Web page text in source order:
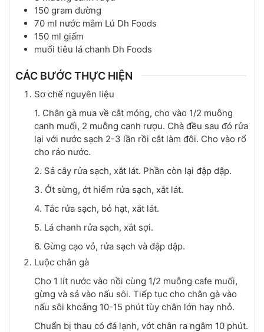
150 gram đường
70 ml nước mắm Lú Dh Foods
150 ml giấm
muối tiêu lá chanh Dh Foods
CÁC BƯỚC THỰC HIỆN
Sơ chế nguyên liệu
1. Chân gà mua về cắt móng, cho vào 1/2 muỗng
canh muối, 2 muỗng canh rượu. Chà đều sau đó rửa
lại với nước sạch 2-3 lần rồi cắt làm đôi. Cho vào rổ
cho ráo nước.
2. Sả cây rửa sạch, xắt lát. Phần còn lại đập dập.
3. Ớt sừng, ớt hiểm rửa sạch, xắt lát.
4. Tắc rửa sạch, bỏ hạt, xắt lát.
5. Lá chanh rửa sạch, xắt sợi.
6. Gừng cạo vỏ, rửa sạch và đập dập.
Luộc chân gà
Cho 1 lít nước vào nồi cùng 1/2 muỗng cafe muối,
gừng và sả vào nấu sôi. Tiếp tục cho chân gà vào
nấu sôi khoảng 10-15 phút tùy chân lớn hay nhỏ.
Chuẩn bị thau có đá lạnh, vớt chân ra ngâm 10 phút.